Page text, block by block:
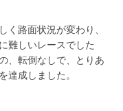
路面状況が変わり、
難しいレースでした
、転倒なしで、とりあ
達成しました。